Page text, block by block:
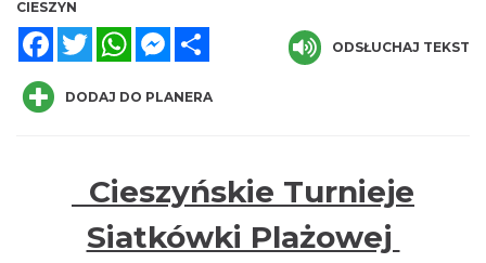
Cieszyn
0.74 km
CIESZYN
FacebookTwitterWhatsAppMessenger
ODSŁUCHAJ TEKST
DODAJ DO PLANERA
Cieszyńskie Turnieje
Siatkówki Plażowej